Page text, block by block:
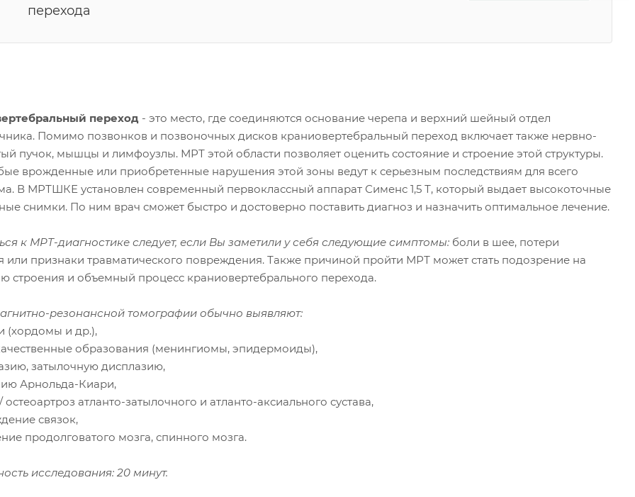
перехода
переход - это место, где соединяются основание черепа и верхний шейный отдел
Помимо позвонков и позвоночных дисков краниовертебральный переход включает также нервно-
пучок, мышцы и лимфоузлы. МРТ этой области позволяет оценить состояние и строение этой структуры.
врожденные или приобретенные нарушения этой зоны ведут к серьезным последствиям для всего
В МРТШКЕ установлен современный первоклассный аппарат Сименс 1,5 Т, который выдает высокоточные
снимки. По ним врач сможет быстро и достоверно поставить диагноз и назначить оптимальное лечение.
к МРТ-диагностике следует, если Вы заметили у себя следующие симптомы: боли в шее, потери
или признаки травматического повреждения. Также причиной пройти МРТ может стать подозрение на
строения и объемный процесс краниовертебрального перехода.
резонансной томографии обычно выявляют:
(хордомы и др.),
образования (менингиомы, эпидермоиды),
затылочную дисплазию,
Арнольда-Киари,
остеоартроз атланто-затылочного и атланто-аксиального сустава,
связок,
продолговатого мозга, спинного мозга.
исследования: 20 минут.